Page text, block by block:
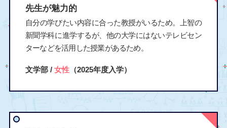
先生が魅力的
自分の学びたい内容に合った教授がいるため。上智の
新聞学科に進学するが、他の大学にはないテレビセン
ターなどを活用した授業があるため。
文学部 / 女性（2025年度入学）